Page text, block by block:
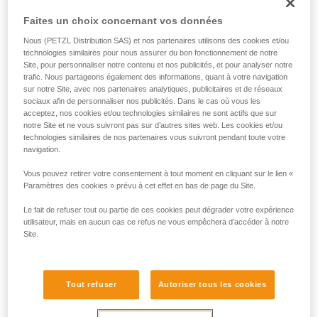
Pour l’ASAP LOCK, vérifiez que la fonction LOCK n’est pas
activée avant de faire le test.
Une fois l’ASAP ou ASAP LOCK placé sur la corde, faites
coulisser votre appareil brusquement vers le bas. Un
mouvement rapide de la main permet d’atteindre facilement
la vitesse de 2 m/s, l’appareil doit bloquer. S’il ne bloque pas,
vérifiez votre installation ou inspectez l’état de l’appareil.
Faites un choix concernant vos données
Nous (PETZL Distribution SAS) et nos partenaires utilisons des cookies et/ou
technologies similaires pour nous assurer du bon fonctionnement de notre
Site, pour personnaliser notre contenu et nos publicités, et pour analyser notre
trafic. Nous partageons également des informations, quant à votre navigation
sur notre Site, avec nos partenaires analytiques, publicitaires et de réseaux
sociaux afin de personnaliser nos publicités. Dans le cas où vous les
acceptez, nos cookies et/ou technologies similaires ne sont actifs que sur
notre Site et ne vous suivront pas sur d’autres sites web. Les cookies et/ou
technologies similaires de nos partenaires vous suivront pendant toute votre
navigation.
Vous pouvez retirer votre consentement à tout moment en cliquant sur le lien «
Paramètres des cookies » prévu à cet effet en bas de page du Site.
Le fait de refuser tout ou partie de ces cookies peut dégrader votre expérience
utilisateur, mais en aucun cas ce refus ne vous empêchera d’accéder à notre
Site.
Tout refuser Autoriser tous les cookies